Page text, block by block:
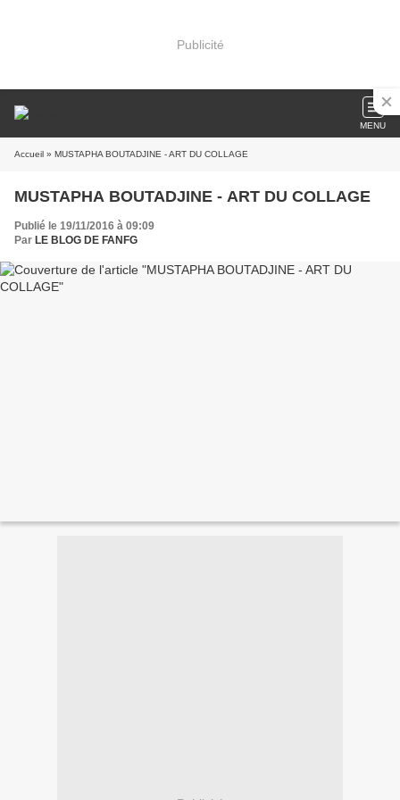
Publicité
MENU
Accueil » MUSTAPHA BOUTADJINE - ART DU COLLAGE
MUSTAPHA BOUTADJINE - ART DU COLLAGE
Publié le 19/11/2016 à 09:09
Par LE BLOG DE FANFG